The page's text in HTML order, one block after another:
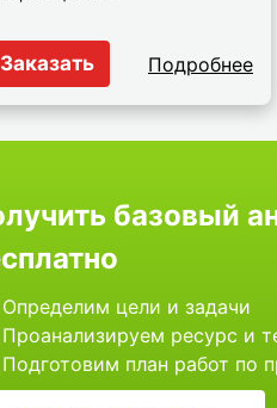
Заказать Подробнее
базовый
Определим цели и задачи
Проанализируем ресурс и
Подготовим план работ по